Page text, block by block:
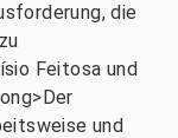
die
Feitosa und
und